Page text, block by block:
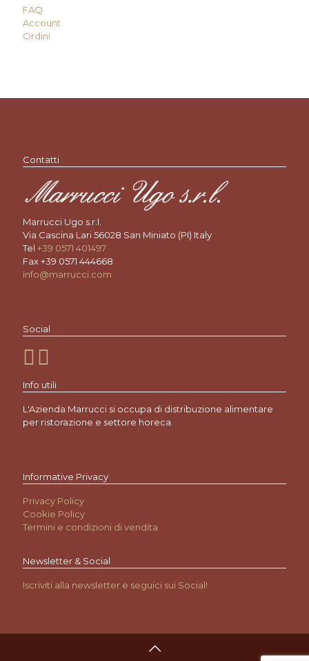
FAQ
Account
Ordini
Contatti
Marrucci Ugo s.r.l.
Via Cascina Lari 56028 San Miniato (PI) Italy
Tel +39 0571 401497
Fax +39 0571 444668
info@marrucci.com
Social
Info utili
L'Azienda Marrucci si occupa di distribuzione alimentare
per ristorazione e settore horeca.
Informative Privacy
Privacy Policy
Cookie Policy
Termini e condizioni di vendita
Newsletter & Social
Iscriviti alla newsletter e seguici sui Social!